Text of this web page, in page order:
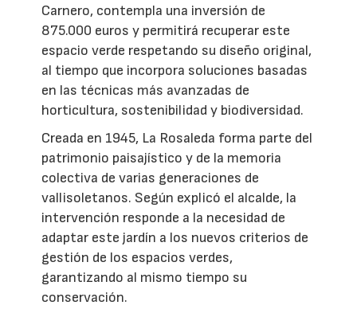
Carnero, contempla una inversión de
875.000 euros y permitirá recuperar este
espacio verde respetando su diseño original,
al tiempo que incorpora soluciones basadas
en las técnicas más avanzadas de
horticultura, sostenibilidad y biodiversidad.
Creada en 1945, La Rosaleda forma parte del
patrimonio paisajístico y de la memoria
colectiva de varias generaciones de
vallisoletanos. Según explicó el alcalde, la
intervención responde a la necesidad de
adaptar este jardín a los nuevos criterios de
gestión de los espacios verdes,
garantizando al mismo tiempo su
conservación.